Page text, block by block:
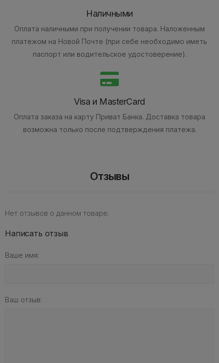
Наличными
Оплата наличными при получении товара. Наложенным
платежом на Новой Почте (при себе необходимо иметь
паспорт или водительское удостоверение).
Visa и MasterCard
Оплата заказа на карту Приват Банка. Доставка товара
возможна только после подтверждения платежа.
Отзывы
Нет отзывов о данном товаре.
Написать отзыв
Ваше имя:
Ваш отзыв: